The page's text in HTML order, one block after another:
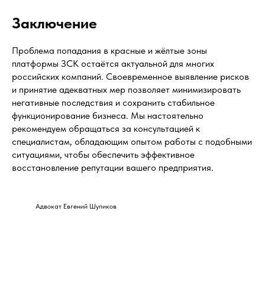
Заключение
Проблема попадания в красные и жёлтые зоны
платформы ЗСК остаётся актуальной для многих
российских компаний. Своевременное выявление рисков
и принятие адекватных мер позволяет минимизировать
негативные последствия и сохранить стабильное
функционирование бизнеса. Мы настоятельно
рекомендуем обращаться за консультацией к
специалистам, обладающим опытом работы с подобными
ситуациями, чтобы обеспечить эффективное
восстановление репутации вашего предприятия.
Адвокат Евгений Шупиков